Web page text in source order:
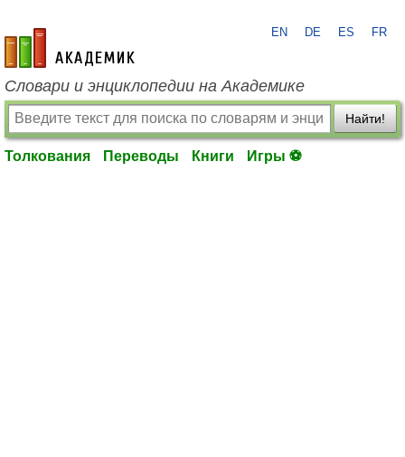
academic.ru
EN DE ES FR
Словари и энциклопедии на Академике
Найти!
Толкования Переводы Книги Игры ⚽